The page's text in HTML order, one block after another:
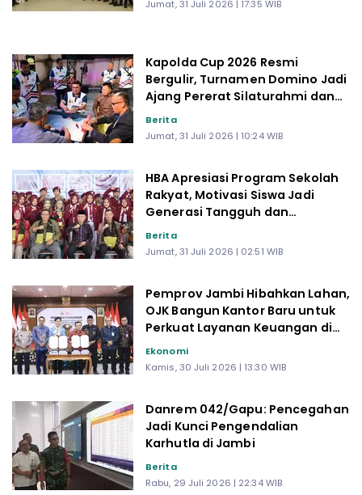
Jumat, 31 Juli 2026 | 17:35 WIB
Kapolda Cup 2026 Resmi
Bergulir, Turnamen Domino Jadi
Ajang Pererat Silaturahmi dan
Sportivitas
Berita
Jumat, 31 Juli 2026 | 10:24 WIB
HBA Apresiasi Program Sekolah
Rakyat, Motivasi Siswa Jadi
Generasi Tangguh dan
Berprestasi
Berita
Jumat, 31 Juli 2026 | 02:51 WIB
Pemprov Jambi Hibahkan Lahan,
OJK Bangun Kantor Baru untuk
Perkuat Layanan Keuangan di
Daerah
Ekonomi
Kamis, 30 Juli 2026 | 13:30 WIB
Danrem 042/Gapu: Pencegahan
Jadi Kunci Pengendalian
Karhutla di Jambi
Berita
Rabu, 29 Juli 2026 | 22:34 WIB